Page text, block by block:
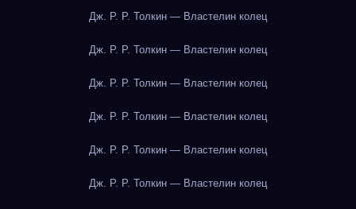
Дж. Р. Р. Толкин — Властелин колец
Дж. Р. Р. Толкин — Властелин колец
Дж. Р. Р. Толкин — Властелин колец
Дж. Р. Р. Толкин — Властелин колец
Дж. Р. Р. Толкин — Властелин колец
Дж. Р. Р. Толкин — Властелин колец